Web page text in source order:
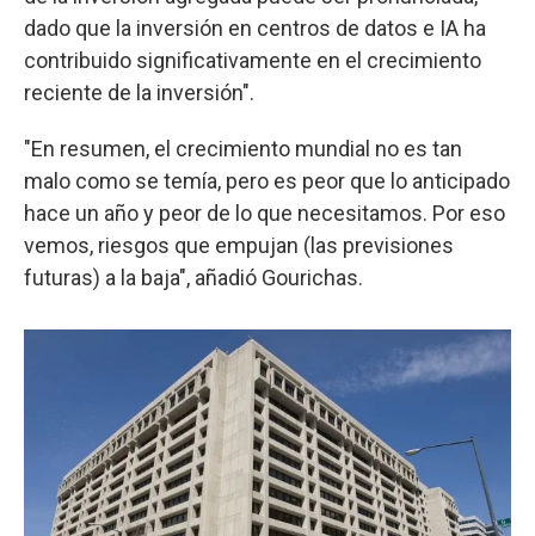
dado que la inversión en centros de datos e IA ha
contribuido significativamente en el crecimiento
reciente de la inversión".
"En resumen, el crecimiento mundial no es tan
malo como se temía, pero es peor que lo anticipado
hace un año y peor de lo que necesitamos. Por eso
vemos, riesgos que empujan (las previsiones
futuras) a la baja", añadió Gourichas.